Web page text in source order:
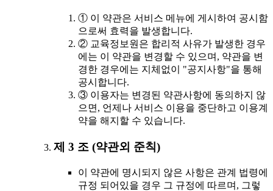
① 이 약관은 서비스 메뉴에 게시하여 공시함
으로써 효력을 발생합니다.
② 교육정보원은 합리적 사유가 발생한 경우
에는 이 약관을 변경할 수 있으며, 약관을 변
경한 경우에는 지체없이 "공지사항"을 통해
공시합니다.
③ 이용자는 변경된 약관사항에 동의하지 않
으면, 언제나 서비스 이용을 중단하고 이용계
약을 해지할 수 있습니다.
제 3 조 (약관외 준칙)
이 약관에 명시되지 않은 사항은 관계 법령에
규정 되어있을 경우 그 규정에 따르며, 그렇